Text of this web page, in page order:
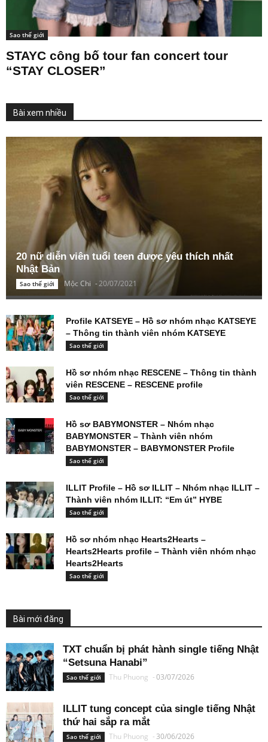
Sao thế giới
STAYC công bố tour fan concert tour
“STAY CLOSER”
Bài xem nhiều
20 nữ diễn viên tuổi teen được yêu thích nhất
Nhật Bản
Sao thế giới Mộc Chi -20/07/2021
Profile KATSEYE – Hồ sơ nhóm nhạc KATSEYE
– Thông tin thành viên nhóm KATSEYE
Sao thế giới
Hồ sơ nhóm nhạc RESCENE – Thông tin thành
viên RESCENE – RESCENE profile
Sao thế giới
Hồ sơ BABYMONSTER – Nhóm nhạc
BABYMONSTER – Thành viên nhóm
BABYMONSTER – BABYMONSTER Profile
Sao thế giới
ILLIT Profile – Hồ sơ ILLIT – Nhóm nhạc ILLIT –
Thành viên nhóm ILLIT: “Em út” HYBE
Sao thế giới
Hồ sơ nhóm nhạc Hearts2Hearts –
Hearts2Hearts profile – Thành viên nhóm nhạc
Hearts2Hearts
Sao thế giới
Bài mới đăng
TXT chuẩn bị phát hành single tiếng Nhật
“Setsuna Hanabi”
Sao thế giới Thu Phuong -03/07/2026
ILLIT tung concept của single tiếng Nhật
thứ hai sắp ra mắt
Sao thế giới Thu Phuong - 30/06/2026